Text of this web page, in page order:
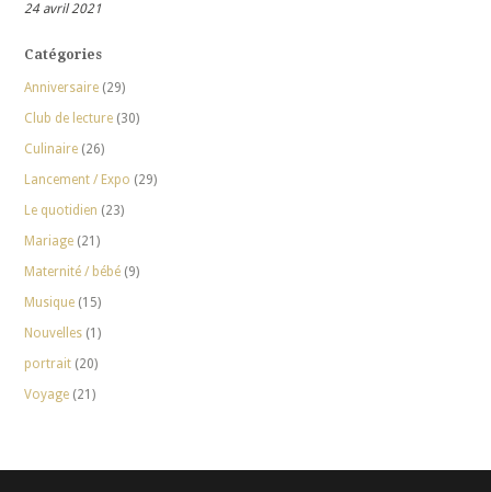
24 avril 2021
Catégories
Anniversaire(29)
Club de lecture(30)
Culinaire(26)
Lancement / Expo (29)
Le quotidien (23)
Mariage(21)
Maternité / bébé(9)
Musique(15)
Nouvelles(1)
portrait(20)
Voyage(21)